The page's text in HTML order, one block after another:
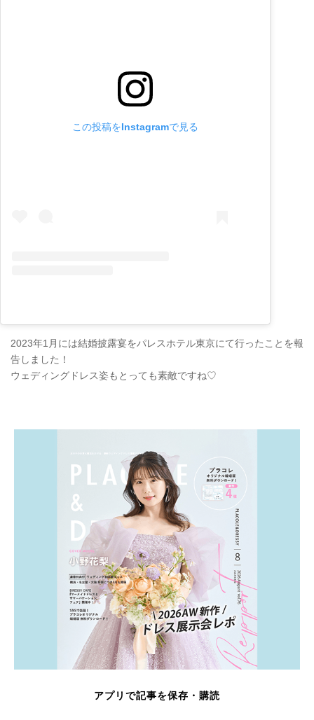
この投稿をInstagramで見る
2023年1月には結婚披露宴をパレスホテル東京にて行ったことを報
告しました！
ウェディングドレス姿もとっても素敵ですね♡
アプリで記事を保存・購読